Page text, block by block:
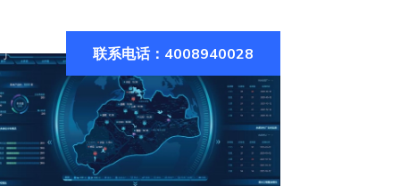
联系电话：4008940028